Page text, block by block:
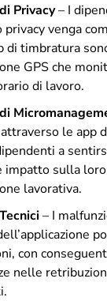
Privacy– I
privacy venga
di timbratura
GPS che
di lavoro.
le app
a
impatto sulla
lavorativa.
– I
con
nelle